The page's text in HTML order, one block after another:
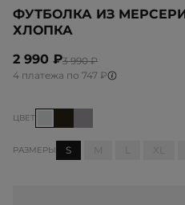
ФУТБОЛКА ИЗ
ХЛОПКА
2 990 ₽3 990 ₽
4 платежа по 747 ₽
ЦВЕТ
РАЗМЕРЫ S M XL